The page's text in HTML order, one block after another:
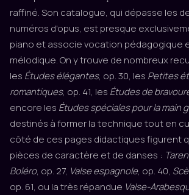
raffiné. Son catalogue, qui dépasse les
numéros d'opus, est presque
piano et associe vocation pédagogique
mélodique. On y trouve de nombreux
les Études élégantes, op. 30, les Petites
romantiques, op. 41, les Études de
encore les Études spéciales pour la main
destinés à former la technique tout en
côté de ces pages didactiques figurent
pièces de caractère et de danses :
Boléro, op. 27, Valse espagnole, op. 40,
op. 61, ou la très répandue Valse-